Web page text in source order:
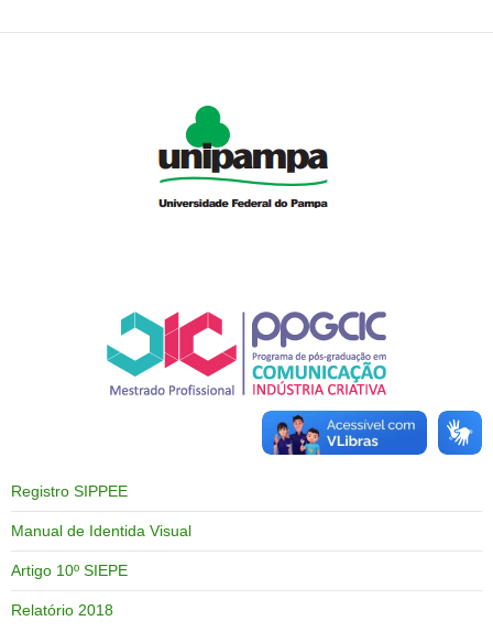
Registro SIPPEE
Manual de Identida Visual
Artigo 10º SIEPE
Relatório 2018